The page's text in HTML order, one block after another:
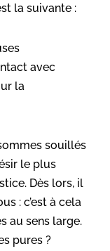
la suivante :
avec
la
souillés
le plus
Dès lors, il
: c’est à cela
au sens large.
pures ?